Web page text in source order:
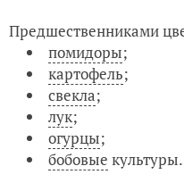
Предшественниками
помидоры;
картофель;
свекла;
лук;
огурцы;
бобовые культуры.